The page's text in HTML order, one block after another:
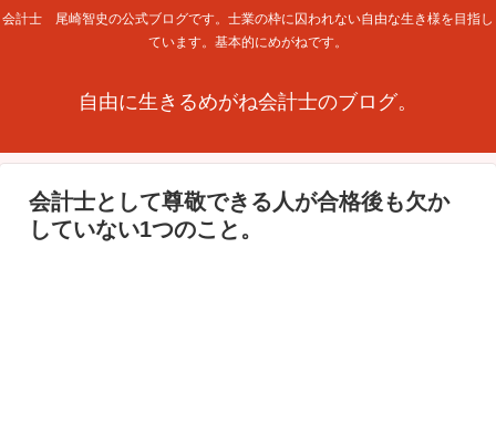
会計士 尾崎智史の公式ブログです。士業の枠に囚われない自由な生き様を目指し
ています。基本的にめがねです。
自由に生きるめがね会計士のブログ。
会計士として尊敬できる人が合格後も欠か
していない1つのこと。